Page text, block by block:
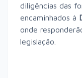
diligências das
encaminhados à
onde
legislação.